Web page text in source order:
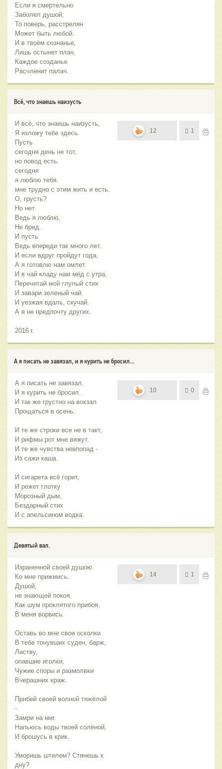
Если я смертельно
Заболел душой,
То поверь, расстрелян
Может быть любой.
И в твоём сознанье,
Лишь остынет плач,
Каждое созданье
Расчленит палач.
Всё, что знаешь наизусть
И всё, что знаешь наизусть,
Я изложу тебе здесь.
Пусть
сегодня день не тот,
но повод есть.
сегодня
я люблю тебя.
мне трудно с этим жить и есть.
О, грусть?
Но нет.
Ведь я люблю,
Не бред.
И пусть
Ведь впереди так много лет.
И если вдруг пройдут года,
А я готовлю нам омлет
И в чай кладу нам мёд с утра,
Перечитай мой глупый стих
И завари зеленый чай.
И уезжая вдаль, скучай.
А я не предпочту других.
2016 г.
12 1
А я писать не завязал, и я курить не бросил...
А я писать не завязал,
И я курить не бросил.
И так же грустно на вокзал
Прощаться в осень.
И те же строки все не в такт,
И рифмы рот мне вяжут.
И те же чувства невпопад -
Из сажи каша.
И сигарета всё горит,
И режет глотку
Морозный дым,
Бездарный стих
И с апельсином водка.
10 0
Девятый вал.
Израненной своей душою
Ко мне прижмись.
Душой,
не знающей покоя,
Как шум проклятого прибоя,
В меня ворвись.
Оставь во мне свои осколки
В тебе тонувших суден, барж,
Листву,
опавшие иголки,
Чужие споры и размолвки
Вчерашних краж.
Прибей своей волной тяжёлой
-
Замри на миг.
Напьюсь воды твоей солёной,
И брошусь в крик.
Уморишь штилем? Стянешь к
дну?
14 1